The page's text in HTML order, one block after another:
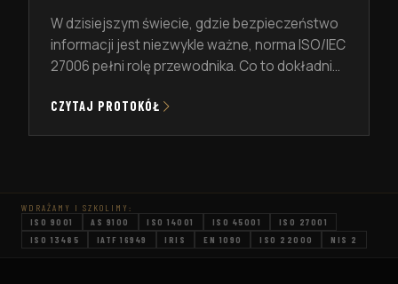
W dzisiejszym świecie, gdzie bezpieczeństwo
informacji jest niezwykle ważne, norma ISO/IEC
27006 pełni rolę przewodnika. Co to dokładnie
zasady dla jednostek certyfikujących systemy
organizacje spełniają najwyższe standardy
bezpieczeństwa. Warto […]
CZYTAJ PROTOKÓŁ
WDRAŻAMY I SZKOLIMY:
ISO 9001
AS 9100 ISO 14001 ISO 45001
ISO 27001
ISO 13485
IATF 16949 IRIS EN 1090 ISO 22000 NIS 2